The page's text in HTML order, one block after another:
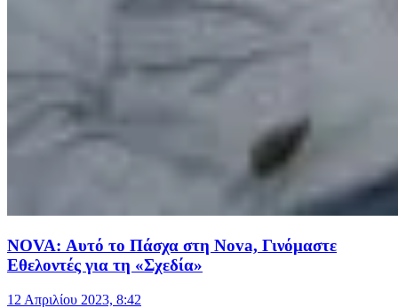
NOVA: Αυτό το Πάσχα στη Nova, Γινόμαστε
Εθελοντές για τη «Σχεδία»
12 Απριλίου 2023, 8:42